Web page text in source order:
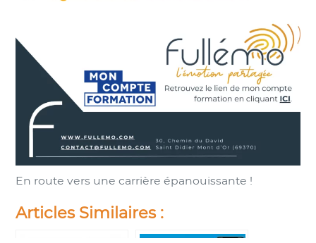
En route vers une carrière épanouissante !
Articles Similaires :